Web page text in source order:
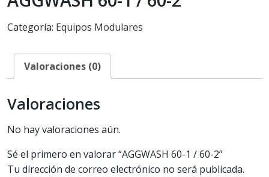
Categoría: Equipos Modulares
Valoraciones (0)
Valoraciones
No hay valoraciones aún.
Sé el primero en valorar “AGGWASH 60-1 / 60-2”
Tu dirección de correo electrónico no será publicada.